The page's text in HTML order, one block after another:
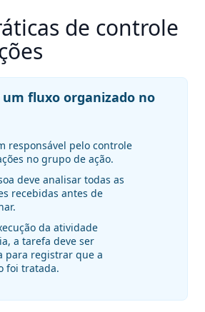
de controle
fluxo organizado no
responsável pelo controle
no grupo de ação.
deve analisar todas as
recebidas antes de
da atividade
a tarefa deve ser
para registrar que a
foi tratada.